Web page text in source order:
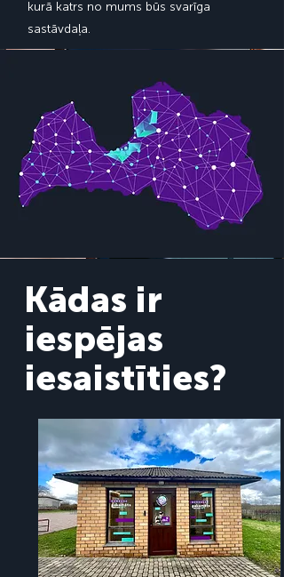
kurā katrs no mums būs svarīga
sastāvdaļa.
Kādas ir
iespējas
iesaistīties?